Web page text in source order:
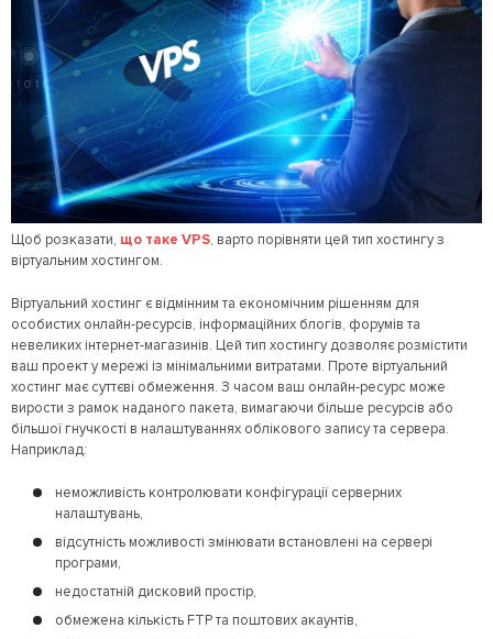
Щоб розказати, що таке VPS, варто порівняти цей тип хостингу з
віртуальним хостингом.
Віртуальний хостинг є відмінним та економічним рішенням для
особистих онлайн-ресурсів, інформаційних блогів, форумів та
невеликих інтернет-магазинів. Цей тип хостингу дозволяє розмістити
ваш проект у мережі із мінімальними витратами. Проте віртуальний
хостинг має суттєві обмеження. З часом ваш онлайн-ресурс може
вирости з рамок наданого пакета, вимагаючи більше ресурсів або
більшої гнучкості в налаштуваннях облікового запису та сервера.
Наприклад:
неможливість контролювати конфігурації серверних
налаштувань,
відсутність можливості змінювати встановлені на сервері
програми,
недостатній дисковий простір,
обмежена кількість FTP та поштових акаунтів,